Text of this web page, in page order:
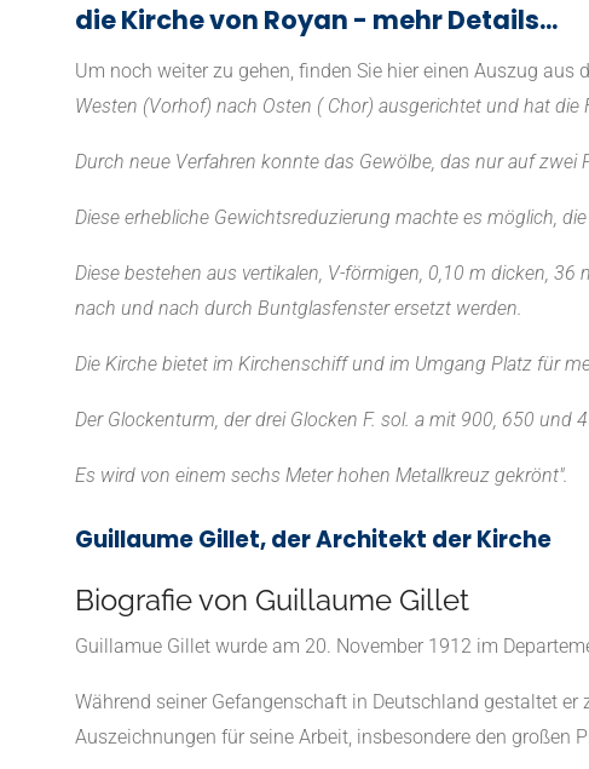
die Kirche von Royan - mehr Details...
Um noch weiter zu gehen, finden Sie hier einen Auszug
Westen (Vorhof) nach Osten ( Chor) ausgerichtet und hat die
Durch neue Verfahren konnte das Gewölbe, das nur auf
Diese erhebliche Gewichtsreduzierung machte es möglich,
Diese bestehen aus vertikalen, V-förmigen, 0,10 m dicken,
nach und nach durch Buntglasfenster ersetzt werden.
Die Kirche bietet im Kirchenschiff und im Umgang Platz für
Der Glockenturm, der drei Glocken F. sol. a mit 900, 650
Es wird von einem sechs Meter hohen Metallkreuz gekrönt".
Guillaume Gillet, der Architekt der Kirche
Biografie von Guillaume Gillet
Guillamue Gillet wurde am 20. November 1912 im
Während seiner Gefangenschaft in Deutschland gestaltet
Auszeichnungen für seine Arbeit, insbesondere den großen